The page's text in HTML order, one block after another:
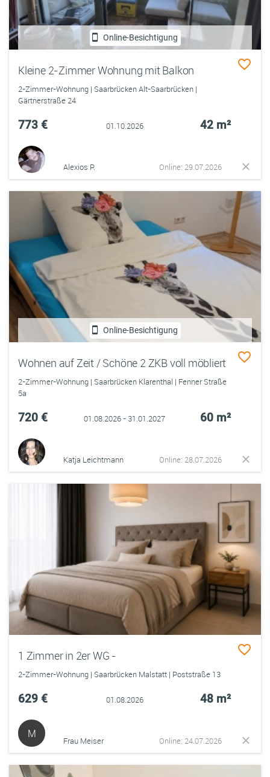
Online-Besichtigung
Kleine 2-Zimmer Wohnung mit Balkon
2-Zimmer-Wohnung | Saarbrücken Alt-Saarbrücken |
Gärtnerstraße 24
773 € 01.10.2026 42 m²
Alexios P. Online: 29.07.2026
Online-Besichtigung
Wohnen auf Zeit / Schöne 2 ZKB voll möbliert
2-Zimmer-Wohnung | Saarbrücken Klarenthal | Fenner Straße
5a
720 € 01.08.2026 - 31.01.2027 60 m²
Katja Leichtmann Online: 28.07.2026
1 Zimmer in 2er WG -
2-Zimmer-Wohnung | Saarbrücken Malstatt | Poststraße 13
629 € 01.08.2026 48 m²
M
Frau Meiser Online: 24.07.2026